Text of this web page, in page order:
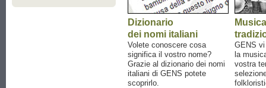
Dizionario
dei nomi italiani
Volete conoscere cosa
significa il vostro nome?
Grazie al dizionario dei nomi
italiani di GENS potete
scoprirlo.
Musica
GENS
la
vostra